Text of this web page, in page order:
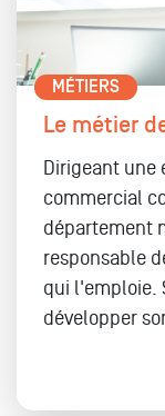
MÉTIERS
Le métier
Dirigeant une
commercial
département
responsable
qui l'emploie.
développer